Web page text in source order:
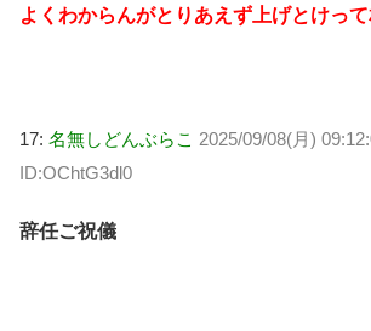
よくわからんがとりあえず上げとけっ
17: 名無しどんぶらこ 2025/09/08(月)
ID:OChtG3dl0
辞任ご祝儀